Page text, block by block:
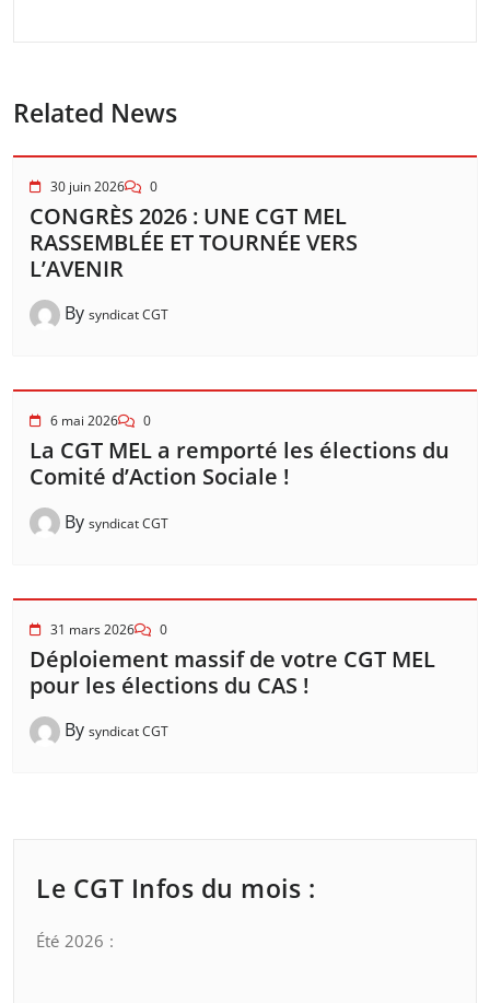
Related News
30 juin 2026 0
CONGRÈS 2026 : UNE CGT MEL
RASSEMBLÉE ET TOURNÉE VERS
L’AVENIR
By syndicat CGT
6 mai 2026 0
La CGT MEL a remporté les élections du
Comité d’Action Sociale !
By syndicat CGT
31 mars 2026 0
Déploiement massif de votre CGT MEL
pour les élections du CAS !
By syndicat CGT
Le CGT Infos du mois :
Été 2026 :